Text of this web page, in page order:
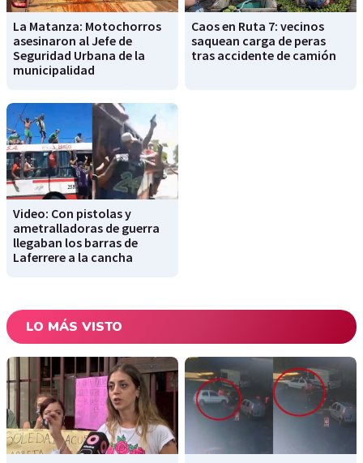
La Matanza: Motochorros
asesinaron al Jefe de
Seguridad Urbana de la
municipalidad
Caos en Ruta 7: vecinos
saquean carga de peras
tras accidente de camión
Video: Con pistolas y
ametralladoras de guerra
llegaban los barras de
Laferrere a la cancha
LO MÁS VISTO